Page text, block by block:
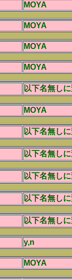
MOYA
MOYA
MOYA
MOYA
以下名無し
MOYA
以下名無し
以下名無し
以下名無し
以下名無し
以下名無し
y,n
MOYA